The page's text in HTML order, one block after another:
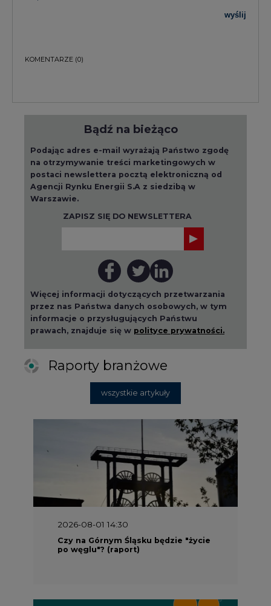
wyślij
KOMENTARZE (0)
Bądź na bieżąco
Podając adres e-mail wyrażają Państwo zgodę
na otrzymywanie treści marketingowych w
postaci newslettera pocztą elektroniczną od
Agencji Rynku Energii S.A z siedzibą w
Warszawie.
ZAPISZ SIĘ DO NEWSLETTERA
Więcej informacji dotyczących przetwarzania
przez nas Państwa danych osobowych, w tym
informacje o przysługujących Państwu
prawach, znajduje się w polityce prywatności.
Raporty branżowe
wszystkie artykuły
2026-08-01 14:30
Czy na Górnym Śląsku będzie "życie
po węglu"? (raport)